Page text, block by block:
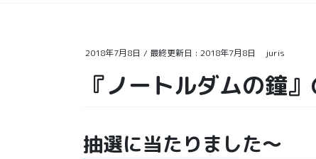
2018年7月8日 / 最終更新日 : 2018年7月8日 juris
『ノートルダムの鐘
抽選に当たりました〜